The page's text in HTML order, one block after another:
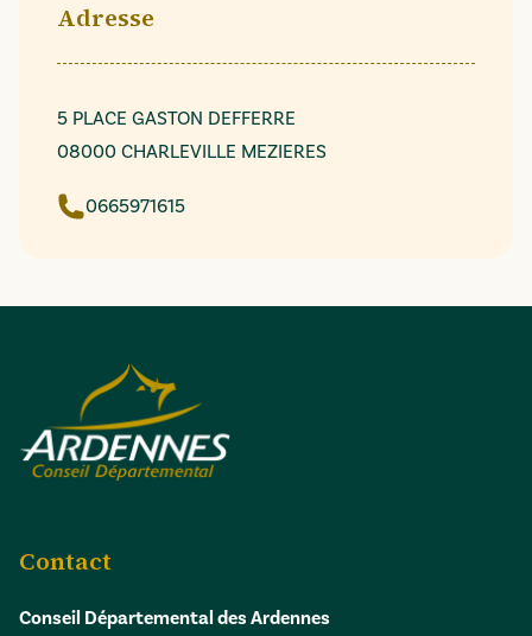
Adresse
5 PLACE GASTON DEFFERRE
08000 CHARLEVILLE MEZIERES
0665971615
Contact
Conseil Départemental des Ardennes